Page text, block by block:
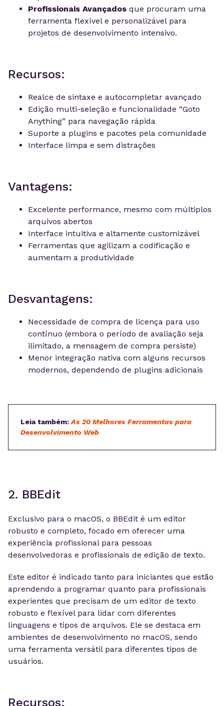
Profissionais Avançados que procuram uma
ferramenta flexível e personalizável para
projetos de desenvolvimento intensivo.
Recursos:
Realce de sintaxe e autocompletar avançado
Edição multi-seleção e funcionalidade “Goto
Anything” para navegação rápida
Suporte a plugins e pacotes pela comunidade
Interface limpa e sem distrações
Vantagens:
Excelente performance, mesmo com múltiplos
arquivos abertos
Interface intuitiva e altamente customizável
Ferramentas que agilizam a codificação e
aumentam a produtividade
Desvantagens:
Necessidade de compra de licença para uso
contínuo (embora o período de avaliação seja
ilimitado, a mensagem de compra persiste)
Menor integração nativa com alguns recursos
modernos, dependendo de plugins adicionais
Leia também: As 20 Melhores Ferramentas para
Desenvolvimento Web
2. BBEdit
Exclusivo para o macOS, o BBEdit é um editor
robusto e completo, focado em oferecer uma
experiência profissional para pessoas
desenvolvedoras e profissionais de edição de texto.
Este editor é indicado tanto para iniciantes que estão
aprendendo a programar quanto para profissionais
experientes que precisam de um editor de texto
robusto e flexível para lidar com diferentes
linguagens e tipos de arquivos. Ele se destaca em
ambientes de desenvolvimento no macOS, sendo
uma ferramenta versátil para diferentes tipos de
usuários.
Recursos: